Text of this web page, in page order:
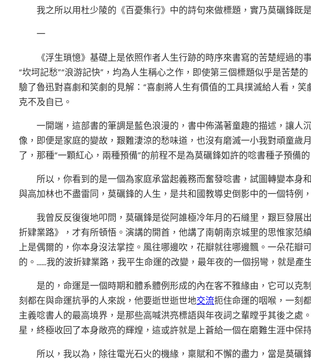
我之所以用杜少陵的《百憂集行》中的詩句來做標題，實乃莫礪鋒既
一
《浮生瑣憶》基礎上是依照作者人生行跡的時序來書寫的苦楚經過
“坎坷記愁”“浪游記快”，均為人生稱心之作，即使第三個標題似乎是苦
驗了魯迅對喜劇和笑劇的見解：“喜劇將人生有價值的工具撲滅給人看，
克不及自已。
一開端，這部書的筆調是藍色浪漫的，書中佈滿著童趣的描述，讓
像，即便是家庭的變故，艱難淒涼的愁味道，也沒有磨滅一小我對頑童
了，那種“一顆紅心，兩種預備”的前程不是為莫礪鋒如許的唸書種子預備
所以，你看到的是一個為家庭承當起義務而奮發唸書，試圖轉變本身
與高加林也不盡雷同，莫礪鋒的人生，是共和國教導史倒影中的一個特例
我曾反反復復地叩問，莫礪鋒是從阿誰極冷年月的石縫里，艱巨發
折肄業路》，才有所頓悟。演講的開首，他講了南朝南京城里的思惟家
上是偶爾的，你本身沒法掌控。風往哪邊吹，花瓣就往哪邊飄。一朵花
的。……我的波折肄業路，我平生命運的改變，最年夜的一個拐彎，就是產
是的，命運是一個時期和體系體例形成的內在客不雅緣由，它可以
刻都在與命運抗爭的人來說，他要逝世逝世地交流扼住命運的咽喉，一刻
主義唸書人的最高境界，是那些高喊洪亮標語與年夜詞之輩瞠乎其後之
星，終極收回了本身敞亮的輝煌，這或許就是上蒼給一個在磨難生涯中保
所以，我以為，除往電光石火的機緣，稟賦和不懈的盡力，當是莫